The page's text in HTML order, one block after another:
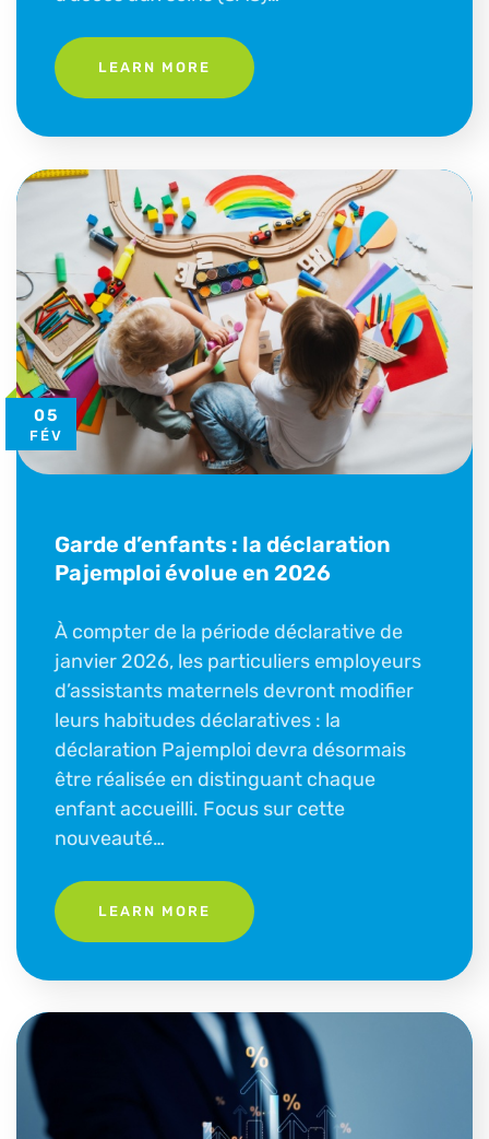
LEARN MORE
05
FÉV
Garde d’enfants : la déclaration
Pajemploi évolue en 2026
À compter de la période déclarative de
janvier 2026, les particuliers employeurs
d’assistants maternels devront modifier
leurs habitudes déclaratives : la
déclaration Pajemploi devra désormais
être réalisée en distinguant chaque
enfant accueilli. Focus sur cette
nouveauté…
LEARN MORE